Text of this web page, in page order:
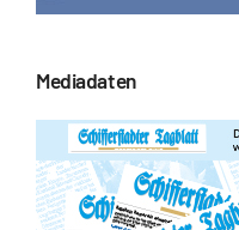
Mediadaten